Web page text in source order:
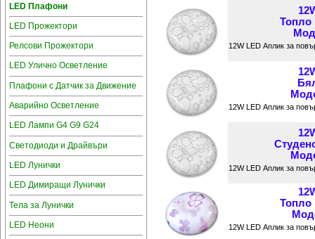
LED Плафони
LED Прожектори
Релсови Прожектори
LED Улично Осветление
Плафони с Датчик за Движение
Аварийно Осветление
LED Лампи G4 G9 G24
Светодиоди и Драйвъри
LED Лунички
LED Димиращи Лунички
Тела за Лунички
LED Неони
Топло
12W LED Аплик за
12W LED Аплик за
12W LED Аплик за
Топло
12W LED Аплик за